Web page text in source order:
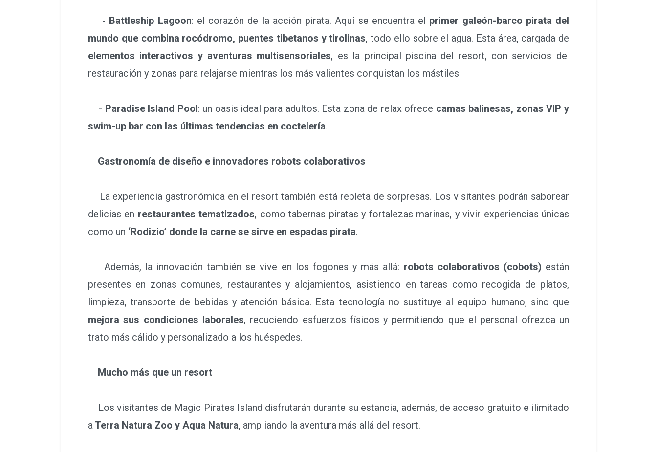
- Battleship Lagoon: el corazón de la acción pirata. Aquí se encuentra el primer galeón-barco pirata del
mundo que combina rocódromo, puentes tibetanos y tirolinas, todo ello sobre el agua. Esta área, cargada de
elementos interactivos y aventuras multisensoriales, es la principal piscina del resort, con servicios de
restauración y zonas para relajarse mientras los más valientes conquistan los mástiles.
- Paradise Island Pool: un oasis ideal para adultos. Esta zona de relax ofrece camas balinesas, zonas VIP y
swim-up bar con las últimas tendencias en coctelería.
Gastronomía de diseño e innovadores robots colaborativos
La experiencia gastronómica en el resort también está repleta de sorpresas. Los visitantes podrán saborear
delicias en restaurantes tematizados, como tabernas piratas y fortalezas marinas, y vivir experiencias únicas
como un ‘Rodizio’ donde la carne se sirve en espadas pirata.
Además, la innovación también se vive en los fogones y más allá: robots colaborativos (cobots) están
presentes en zonas comunes, restaurantes y alojamientos, asistiendo en tareas como recogida de platos,
limpieza, transporte de bebidas y atención básica. Esta tecnología no sustituye al equipo humano, sino que
mejora sus condiciones laborales, reduciendo esfuerzos físicos y permitiendo que el personal ofrezca un
trato más cálido y personalizado a los huéspedes.
Mucho más que un resort
Los visitantes de Magic Pirates Island disfrutarán durante su estancia, además, de acceso gratuito e ilimitado
a Terra Natura Zoo y Aqua Natura, ampliando la aventura más allá del resort.